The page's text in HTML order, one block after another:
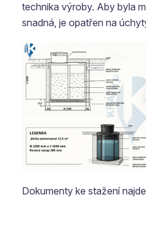
technika výroby. Aby byla
snadná, je opatřen na
Dokumenty ke stažení